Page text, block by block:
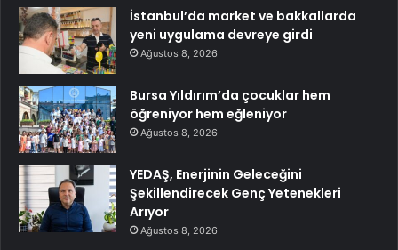
İstanbul’da market ve bakkallarda
yeni uygulama devreye girdi
Ağustos 8, 2026
Bursa Yıldırım’da çocuklar hem
öğreniyor hem eğleniyor
Ağustos 8, 2026
YEDAŞ, Enerjinin Geleceğini
Şekillendirecek Genç Yetenekleri
Arıyor
Ağustos 8, 2026